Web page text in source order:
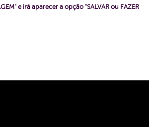
e irá aparecer a opção "SALVAR ou FAZER